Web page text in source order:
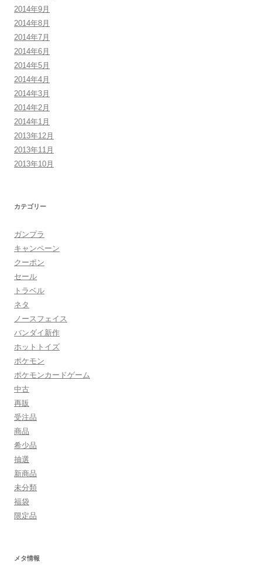
2014年9月
2014年8月
2014年7月
2014年6月
2014年5月
2014年4月
2014年3月
2014年2月
2014年1月
2013年12月
2013年11月
2013年10月
カテゴリー
ガンプラ
キャンペーン
クーポン
セール
トラベル
ネタ
ノースフェイス
バンダイ新作
ホットトイズ
ポケモン
ポケモンカードゲーム
中古
再販
受注品
商品
希少品
抽選
新商品
未分類
福袋
限定品
メタ情報